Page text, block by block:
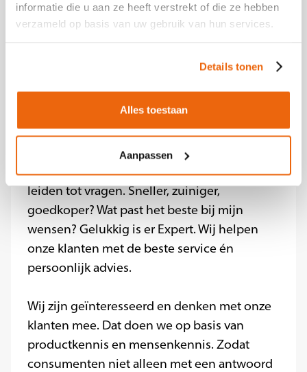
informatie die u aan ze heeft verstrekt of die ze hebben
verzameld op basis van uw gebruik van hun services.
Details tonen
Alles toestaan
Aanpassen
Elektronicawinkel van Nederland?
Iedereen koopt en gebruikt
elektronica, van een wasmachine tot TV en
van een waterkoker tot telefoon. Als
winkelketen met 140 winkels én een
webshop in consumentenelektronica bieden
we onze klanten een ruime keuze. Die keuzes
leiden tot vragen. Sneller, zuiniger,
goedkoper? Wat past het beste bij mijn
wensen? Gelukkig is er Expert. Wij helpen
onze klanten met de beste service én
persoonlijk advies.
Wij zijn geïnteresseerd en denken met onze
klanten mee. Dat doen we op basis van
productkennis en mensenkennis. Zodat
consumenten niet alleen met een antwoord